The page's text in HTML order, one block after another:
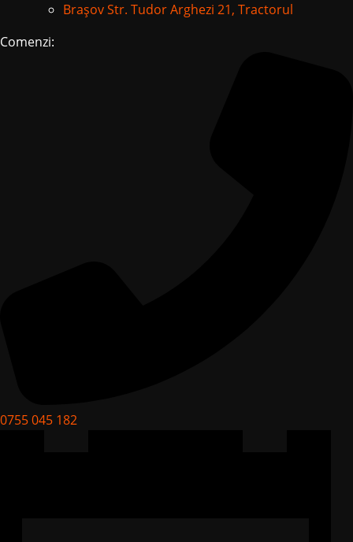
BrașovStr. Tudor Arghezi 21, Tractorul
Comenzi:
0755 045 182